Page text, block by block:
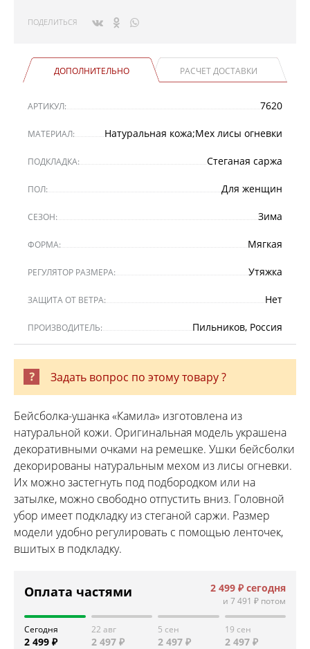
ПОДЕЛИТЬСЯ
ДОПОЛНИТЕЛЬНО РАСЧЕТ ДОСТАВКИ
АРТИКУЛ: 7620
МАТЕРИАЛ: Натуральная кожа;Мех лисы огневки
ПОДКЛАДКА: Стеганая саржа
ПОЛ: Для женщин
СЕЗОН: Зима
ФОРМА: Мягкая
РЕГУЛЯТОР РАЗМЕРА: Утяжка
ЗАЩИТА ОТ ВЕТРА: Нет
ПРОИЗВОДИТЕЛЬ: Пильников, Россия
Задать вопрос по этому товару ?
Бейсболка-ушанка «Камила» изготовлена из
натуральной кожи. Оригинальная модель украшена
декоративными очками на ремешке. Ушки бейсболки
декорированы натуральным мехом из лисы огневки.
Их можно застегнуть под подбородком или на
затылке, можно свободно отпустить вниз. Головной
убор имеет подкладку из стеганой саржи. Размер
модели удобно регулировать с помощью ленточек,
вшитых в подкладку.
Оплата частями 2 499 ₽ сегодня
и 7 491 ₽ потом
Сегодня
2 499 ₽
22 авг
2 497 ₽
5 сен
2 497 ₽
19 сен
2 497 ₽